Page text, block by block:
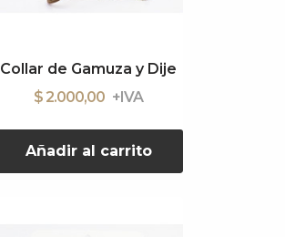
Collar de Gamuza y Dije
$ 2.000,00
Añadir al carrito